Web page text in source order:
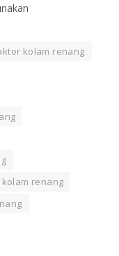
kolam renang
kolam renang